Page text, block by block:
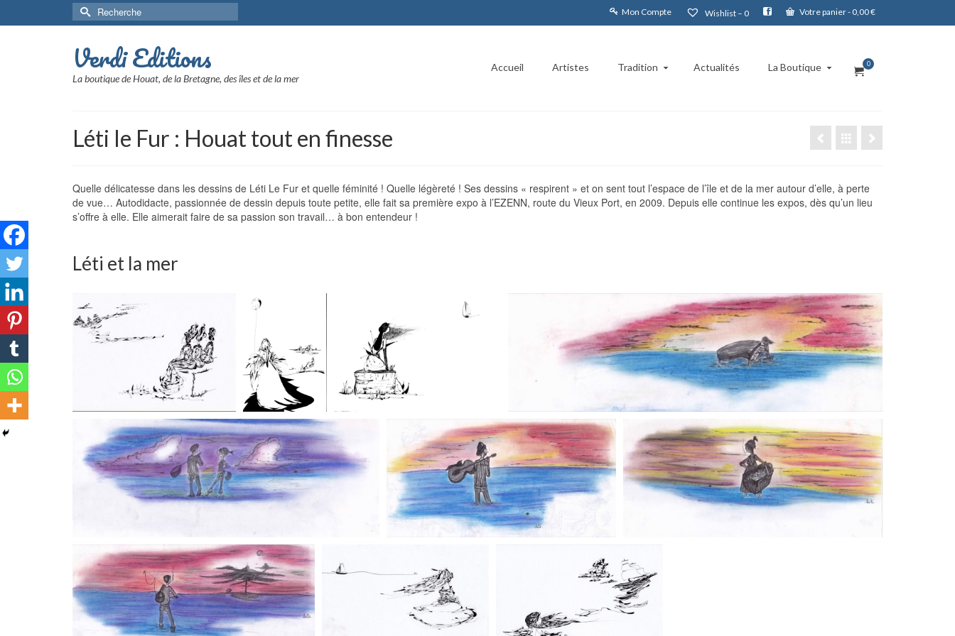
Mon Compte Wishlist – 0 Votre panier- 0,00€
Rechercher :
Verdi Editions
La boutique de Houat, de la Bretagne, des îles et de la mer
Accueil Artistes Tradition Actualités La Boutique 0
Léti le Fur : Houat tout en finesse
Quelle délicatesse dans les dessins de Léti Le Fur et quelle féminité ! Quelle légèreté ! Ses dessins « respirent » et on sent tout l’espace de l’île et de la mer autour d’elle, à perte
de vue… Autodidacte, passionnée de dessin depuis toute petite, elle fait sa première expo à l’EZENN, route du Vieux Port, en 2009. Depuis elle continue les expos, dès qu’un lieu
s’offre à elle. Elle aimerait faire de sa passion son travail… à bon entendeur !
Léti et la mer